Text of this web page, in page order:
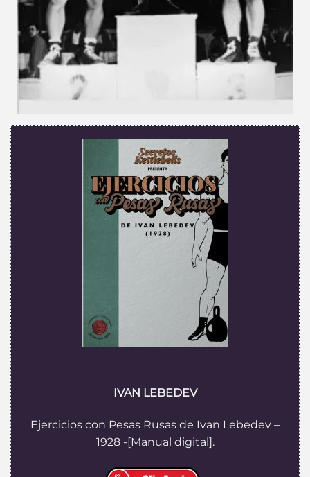
IVAN LEBEDEV
Ejercicios con Pesas Rusas de Ivan Lebedev –
1928 -[Manual digital].